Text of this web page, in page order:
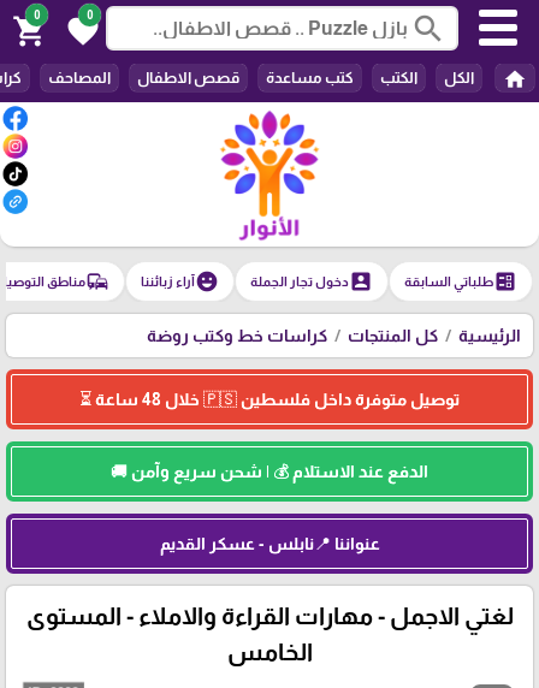
search
0
favorite
0
shopping_cart
home الكل الكتب كتب مساعدة قصص الاطفال المصاحف
ballotطلباتي السابقة account_boxدخول تجار الجملة emoji_emotionsآراء زبائننا commuteمناطق
الرئيسية كل المنتجات كراسات خط وكتب روضة
توصيل متوفرة داخل فلسطين 🇵🇸 خلال 48 ساعة ⏳
الدفع عند الاستلام 💰 | شحن سريع وآمن 🚚
عنواننا 📍نابلس - عسكر القديم
لغتي الاجمل - مهارات القراءة والاملاء - المستوى
الخامس